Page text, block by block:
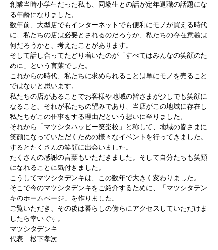
創業当時小学生だった私も、同級生との話が定年退職の話題にな
る年齢になりました。
数年前、大型店でもインターネットでも便利にモノが買える時代
に、私たちの店は必要とされるのだろうか、私たちの存在意義は
何だろうかと、考えたことがあります。
そして話し合ってたどり着いたのが「すべてはみんなの笑顔のた
めに」という言葉でした。
これからの時代、私たちに求められることは単にモノを売ること
ではないと思います。
私たちの店があることでお客様や地域の皆さまが少しでも笑顔に
なること、それが私たちの望みであり、当店がこの地域に存在し
私たちがこの仕事をする理由だという想いに至りました。
それから「マツシタハッピー笑楽校」と称して、地域の皆さまに
笑顔になっていただくための様々なイベントを行ってきました。
するとたくさんの笑顔に出会いました。
たくさんの感謝の言葉もいただきました。そして自分たちも笑顔
になれることに気付きました。
こうしてマツシタデンキは、この数年で大きく変わりました。
そこで今のマツシタデンキをご紹介するために、「マツシタデン
キのホームページ」を作りました。
ご覧いただき、その後は暮らしの傍らにアクセスしていただけま
したら幸いです。
マツシタデンキ
代表 松下孝次